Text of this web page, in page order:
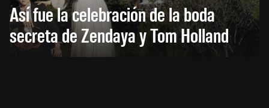
Así fue la celebración de la boda
secreta de Zendaya y Tom Holland